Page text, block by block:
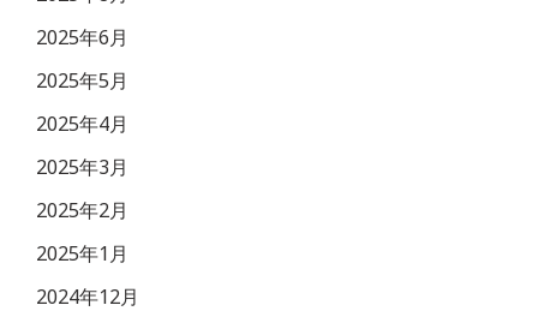
2025年6月
2025年5月
2025年4月
2025年3月
2025年2月
2025年1月
2024年12月